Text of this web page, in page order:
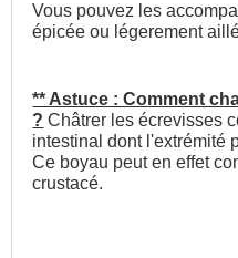
Vous pouvez les
épicée ou légerement
** Astuce : Comment
? Châtrer les écrevisses
intestinal dont l'extrémité
Ce boyau peut en effet
crustacé.